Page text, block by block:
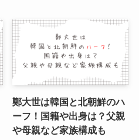
鄭大世は韓国と北朝鮮のハ
ーフ！国籍や出身は？父親
や母親など家族構成も